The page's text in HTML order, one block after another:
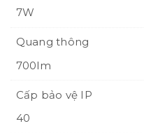
7W
Quang thông
700lm
Cấp bảo vệ IP
40